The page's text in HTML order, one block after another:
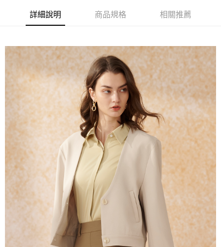
【關於「AFTEE先享後付」】
１．簡單：不需註冊會員、不需綁卡、不需儲值。
２．便利：只要手機號碼，簡訊認證，即可結帳。
３．安心：先確認商品／服務後，再付款。
【「AFTEE先享後付」結帳流程】
１．於結帳方式選擇「AFTEE先享後付」後，將跳轉至「AFTEE先享後付」
結帳頁面，進行簡訊認證並確認金額後，即可完成結帳。
２．訂單成立數日內，您將收到繳費通知簡訊。
３．收到繳費通知簡訊後14天內，點擊此簡訊中的連結，可透過四大超商／
ATM／網路銀行／等多元方式進行付款，方視為交易完成。
※ 請注意：結帳手續完成當下不需立刻繳費，但若您需要取消訂單，請聯絡
購買商品的店家。未經商家同意取消之訂單仍視為有效，需透過AFTEE先享
後付繳納相關費用。
※ 交易是否成功請以「AFTEE先享後付 」之結帳頁面顯示為準，若有關於
是否繳費成功／繳費後需取消欲退款等相關疑問，請聯繫「AFTEE先享後付
客戶支援中心」
https://netprotections.freshdesk.com/support/home
【注意事項】
１．透過由恩沛科技股份有限公司提供之「AFTEE先享後付」服務完成之交
易，需依本服務之必要範圍內提供個人資料，並將交易相關給付款項請求債
權轉讓予恩沛科技股份有限公司。
２．關於個人資料處理事宜，請瀏覽以下網址：
https://aftee.tw/terms/#terms3
ATM付款
運送方式
新竹物流宅配
每筆NT$120，滿NT$3,000(含以上)免運費
新竹物流離島宅配
每筆NT$350，滿NT$3,500(含以上)免運費
LINEX 宇迅國際 查看運費
詳細說明 商品規格 相關推薦